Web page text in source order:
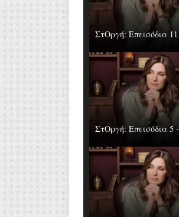
ΣτΟργή: Επεισόδια
ΣτΟργή: Επεισόδια 5